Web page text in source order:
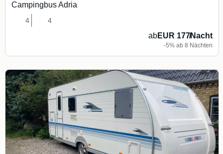
Campingbus Adria
4 4
abEUR 177/Nacht
-5% ab 8 Nächten